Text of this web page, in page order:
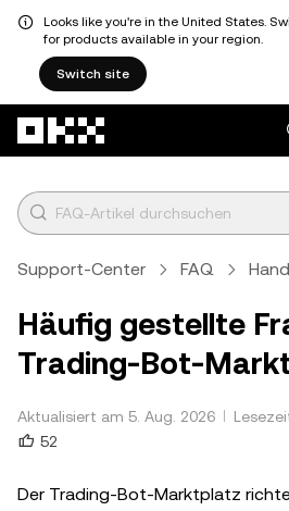
Looks like you're in the United States.
for products available in your region.
Switch site
Support-Center FAQ
Häufig gestellte
Trading-Bot-
Aktualisiert am 5. Aug. 2026
52
Der Trading-Bot-Marktplatz